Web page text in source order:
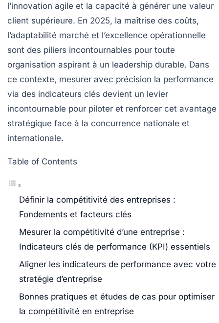
l’innovation agile et la capacité à générer une valeur
client supérieure. En 2025, la maîtrise des coûts,
l’adaptabilité marché et l’excellence opérationnelle
sont des piliers incontournables pour toute
organisation aspirant à un leadership durable. Dans
ce contexte, mesurer avec précision la performance
via des indicateurs clés devient un levier
incontournable pour piloter et renforcer cet avantage
stratégique face à la concurrence nationale et
internationale.
Table of Contents
Définir la compétitivité des entreprises :
Fondements et facteurs clés
Mesurer la compétitivité d’une entreprise :
Indicateurs clés de performance (KPI) essentiels
Aligner les indicateurs de performance avec votre
stratégie d’entreprise
Bonnes pratiques et études de cas pour optimiser
la compétitivité en entreprise